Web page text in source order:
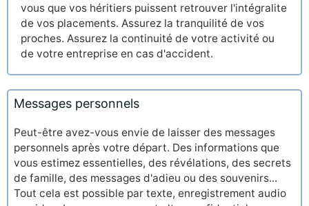
vous que vos héritiers puissent retrouver l'intégralite
de vos placements. Assurez la tranquilité de vos
proches. Assurez la continuité de votre activité ou
de votre entreprise en cas d'accident.
Messages personnels
Peut-être avez-vous envie de laisser des messages
personnels après votre départ. Des informations que
vous estimez essentielles, des révélations, des secrets
de famille, des messages d'adieu ou des souvenirs...
Tout cela est possible par texte, enregistrement audio